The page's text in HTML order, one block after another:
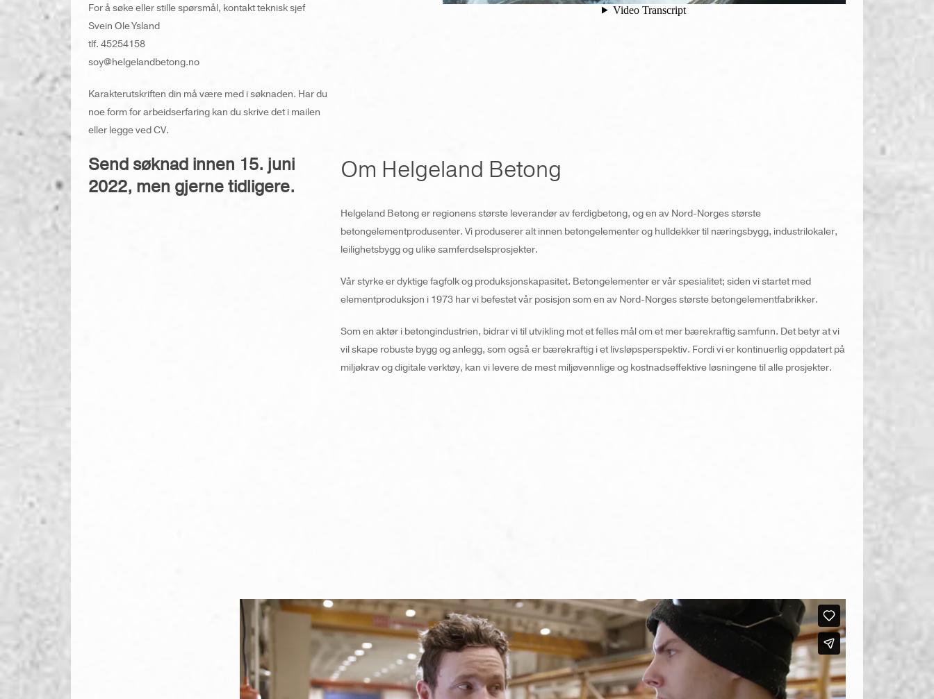
For å søke eller stille spørsmål, kontakt teknisk sjef
Svein Ole Ysland
tlf. 45254158
soy@helgelandbetong.no
Karakterutskriften din må være med i søknaden. Har du
noe form for arbeidserfaring kan du skrive det i mailen
eller legge ved CV.
Send søknad innen 15. juni
2022, men gjerne tidligere.
Om Helgeland Betong
Helgeland Betong er regionens største leverandør av ferdigbetong, og en av Nord-Norges største
betongelementprodusenter. Vi produserer alt innen betongelementer og hulldekker til næringsbygg, industrilokaler,
leilighetsbygg og ulike samferdselsprosjekter.
Vår styrke er dyktige fagfolk og produksjonskapasitet. Betongelementer er vår spesialitet; siden vi startet med
elementproduksjon i 1973 har vi befestet vår posisjon som en av Nord-Norges største betongelementfabrikker.
Som en aktør i betongindustrien, bidrar vi til utvikling mot et felles mål om et mer bærekraftig samfunn. Det betyr at vi
vil skape robuste bygg og anlegg, som også er bærekraftig i et livsløpsperspektiv. Fordi vi er kontinuerlig oppdatert på
miljøkrav og digitale verktøy, kan vi levere de mest miljøvennlige og kostnadseffektive løsningene til alle prosjekter.